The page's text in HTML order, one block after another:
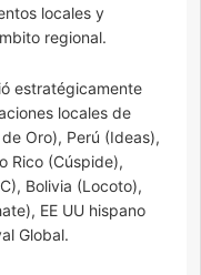
locales y
regional.
estratégicamente
locales de
Oro), Perú (Ideas),
Rico (Cúspide),
Bolivia (Locoto),
EE UU hispano
Global.